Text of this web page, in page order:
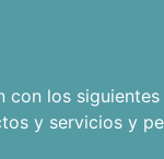
los siguientes
y servicios y